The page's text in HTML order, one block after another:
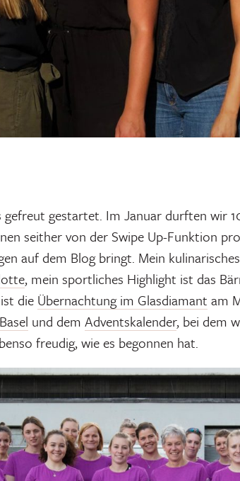
gefreut gestartet. Im Januar durften wir
seither von der Swipe Up-Funktion
auf dem Blog bringt. Mein
, mein sportliches Highlight ist das
die Übernachtung im Glasdiamant am
und dem Adventskalender, bei dem
freudig, wie es begonnen hat.